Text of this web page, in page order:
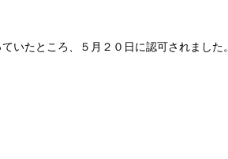
いたところ、５月２０日に認可されました。